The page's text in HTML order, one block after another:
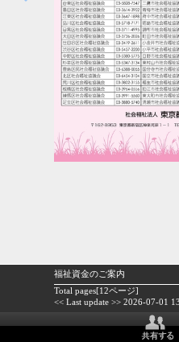
福祉資金のご案内
Total pages[12ページ]
<< Last update >> 2026-07-01